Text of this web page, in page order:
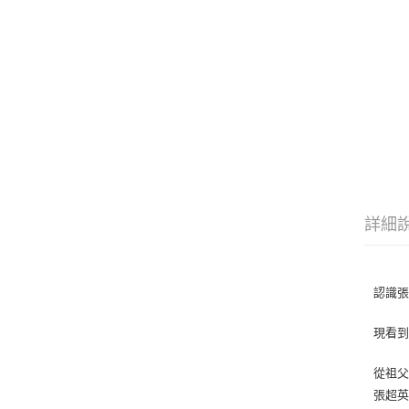
詳細
認識
現看
從祖
張超